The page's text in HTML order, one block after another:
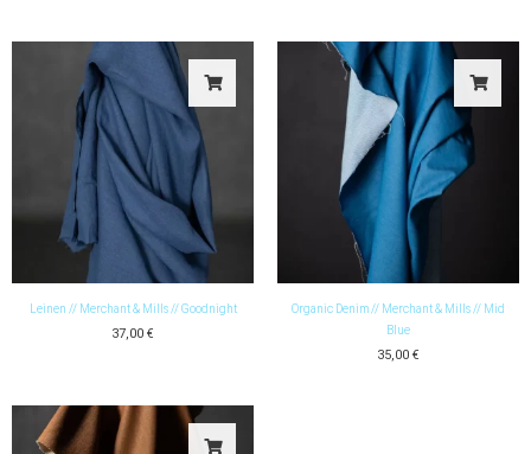
Leinen // Merchant & Mills // Goodnight
37,00 €
Organic Denim // Merchant & Mills // Mid
Blue
35,00 €